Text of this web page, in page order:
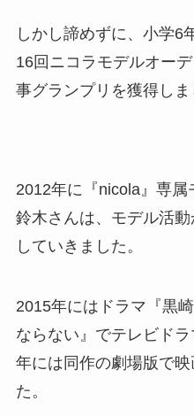
しかし諦めずに、小学6
16回ニコラモデルオー
事グランプリを獲得しま
2012年に『nicola』専
鈴木さんは、モデル活
していきました。
2015年にはドラマ『黒
ならない』でテレビド
年には同作の劇場版で
た。